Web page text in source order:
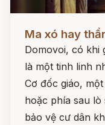
Ma xó hay
Domovoi, có khi
là một tinh linh
Cơ đốc giáo,
hoặc phía sau lò
bảo vệ cư dân